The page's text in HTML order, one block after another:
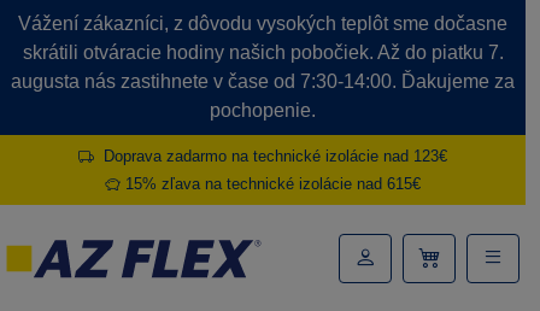
Vážení zákazníci, z dôvodu vysokých teplôt sme dočasne
skrátili otváracie hodiny našich pobočiek. Až do piatku 7.
augusta nás zastihnete v čase od 7:30-14:00. Ďakujeme za
pochopenie.
Doprava zadarmo na technické izolácie nad 123€
15% zľava na technické izolácie nad 615€